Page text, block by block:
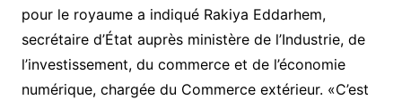
pour le royaume a indiqué Rakiya Eddarhem,
secrétaire d’État auprès ministère de l’Industrie, de
l’investissement, du commerce et de l’économie
numérique, chargée du Commerce extérieur. «C’est